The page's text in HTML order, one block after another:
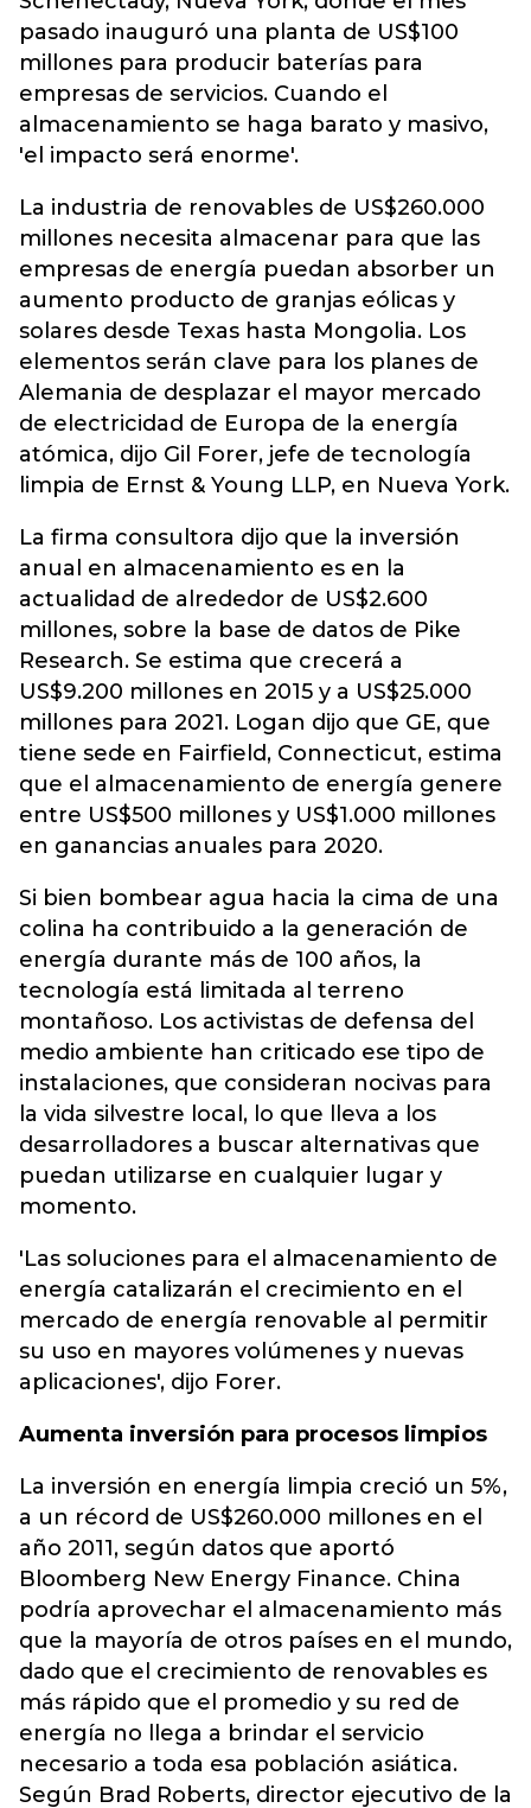
pasado inauguró una planta de US$100
millones para producir baterías para
empresas de servicios. Cuando el
almacenamiento se haga barato y masivo,
'el impacto será enorme'.
La industria de renovables de US$260.000
millones necesita almacenar para que las
empresas de energía puedan absorber un
aumento producto de granjas eólicas y
solares desde Texas hasta Mongolia. Los
elementos serán clave para los planes de
Alemania de desplazar el mayor mercado
de electricidad de Europa de la energía
atómica, dijo Gil Forer, jefe de tecnología
limpia de Ernst & Young LLP, en Nueva York.
La firma consultora dijo que la inversión
anual en almacenamiento es en la
actualidad de alrededor de US$2.600
millones, sobre la base de datos de Pike
Research. Se estima que crecerá a
US$9.200 millones en 2015 y a US$25.000
millones para 2021. Logan dijo que GE, que
tiene sede en Fairfield, Connecticut, estima
que el almacenamiento de energía genere
entre US$500 millones y US$1.000 millones
en ganancias anuales para 2020.
Si bien bombear agua hacia la cima de una
colina ha contribuido a la generación de
energía durante más de 100 años, la
tecnología está limitada al terreno
montañoso. Los activistas de defensa del
medio ambiente han criticado ese tipo de
instalaciones, que consideran nocivas para
la vida silvestre local, lo que lleva a los
desarrolladores a buscar alternativas que
puedan utilizarse en cualquier lugar y
momento.
'Las soluciones para el almacenamiento de
energía catalizarán el crecimiento en el
mercado de energía renovable al permitir
su uso en mayores volúmenes y nuevas
aplicaciones', dijo Forer.
Aumenta inversión para procesos limpios
La inversión en energía limpia creció un 5%,
a un récord de US$260.000 millones en el
año 2011, según datos que aportó
Bloomberg New Energy Finance. China
podría aprovechar el almacenamiento más
que la mayoría de otros países en el mundo,
dado que el crecimiento de renovables es
más rápido que el promedio y su red de
energía no llega a brindar el servicio
necesario a toda esa población asiática.
Según Brad Roberts, director ejecutivo de la